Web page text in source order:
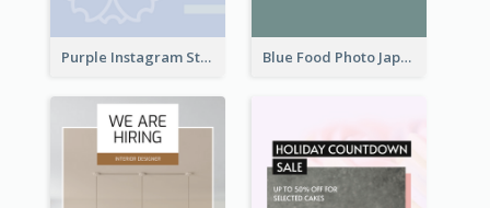
Purple Instagram Story Blue Food Photo Japan Cuisine Instagram Story